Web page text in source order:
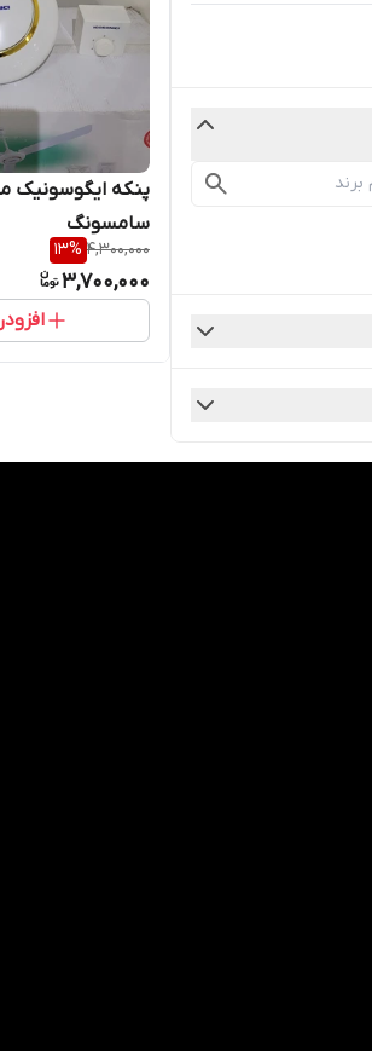
سامسونگ
4,300,000
13%
3,700,000